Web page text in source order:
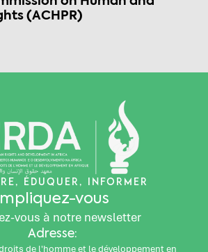
(ACHPR)
ÉDUQUER, INFORMER
Impliquez-vous
vous à notre newsletter
Adresse:
de l'homme et le développement en